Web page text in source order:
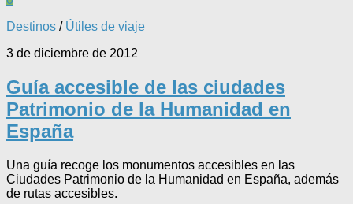
Destinos / Útiles de viaje
3 de diciembre de 2012
Guía accesible de las ciudades
Patrimonio de la Humanidad en
España
Una guía recoge los monumentos accesibles en las
Ciudades Patrimonio de la Humanidad en España, además
de rutas accesibles.